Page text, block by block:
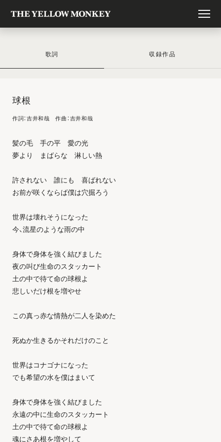
歌詞 収録作品
球根
作詞：吉井和哉 作曲：吉井和哉
髪の毛 手の平 愛の光
夢より まばらな 淋しい熱
許されない 誰にも 喜ばれない
お前が咲くならば僕は穴掘ろう
世界は壊れそうになった
今、流星のような雨の中
身体で身体を強く結びました
夜の叫び生命のスタッカート
土の中で待て命の球根よ
悲しいだけ根を増やせ
この真っ赤な情熱が二人を染めた
死ぬか生きるかそれだけのこと
世界はコナゴナになった
でも希望の水を僕はまいて
身体で身体を強く結びました
永遠の中に生命のスタッカート
土の中で待て命の球根よ
魂にさあ根を増やして